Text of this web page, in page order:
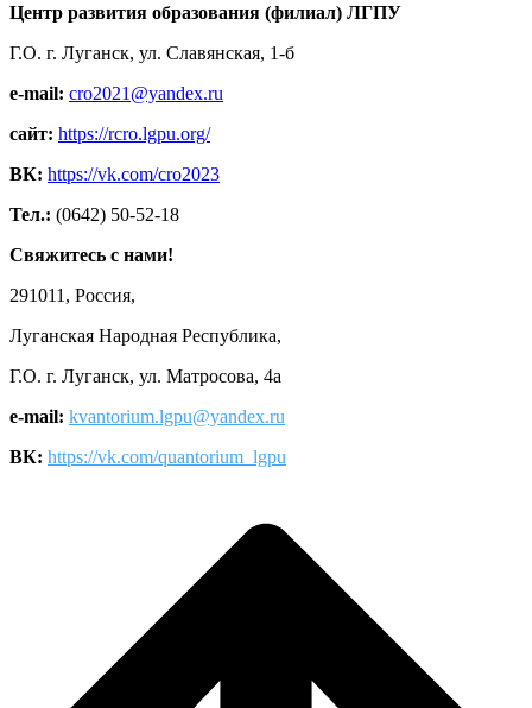
Центр развития образования (филиал) ЛГПУ
Г.О. г. Луганск, ул. Славянская, 1-б
e-mail: cro2021@yandex.ru
сайт: https://rcro.lgpu.org/
ВК: https://vk.com/cro2023
Тел.: (0642) 50-52-18
Свяжитесь с нами!
291011, Россия,
Луганская Народная Республика,
Г.О. г. Луганск, ул. Матросова, 4а
e-mail: kvantorium.lgpu@yandex.ru
ВК: https://vk.com/quantorium_lgpu